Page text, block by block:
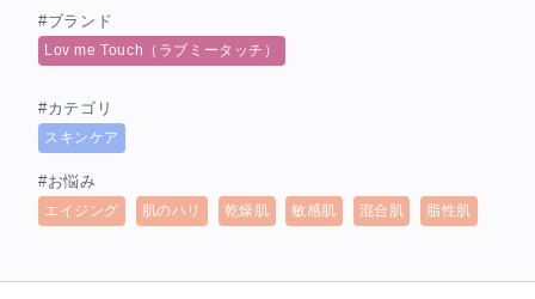
#ブランド
Lov me Touch（ラブミータッチ）
#カテゴリ
スキンケア
#お悩み
エイジング 肌のハリ 乾燥肌 敏感肌 混合肌 脂性肌